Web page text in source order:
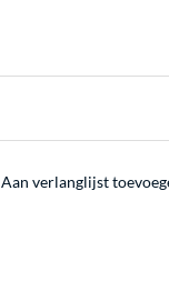
Aan verlanglijst